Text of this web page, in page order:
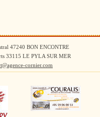
47240 BON ENCONTRE
33115 LE PYLA SUR MER
cornier.com